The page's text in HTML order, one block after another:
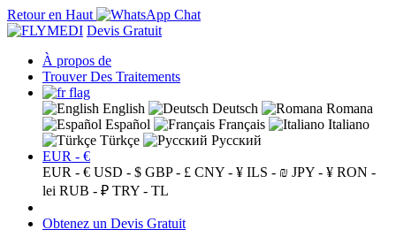
Retour en Haut
Devis Gratuit
À propos de
Trouver Des Traitements
English Deutsch
Romana
Español
Français
Italiano
Türkçe
Русский
EUR - €
EUR - € USD - $ GBP - £ CNY - ¥ ILS - ₪ JPY - ¥ RON -
lei RUB - ₽ TRY - TL
Obtenez un Devis Gratuit